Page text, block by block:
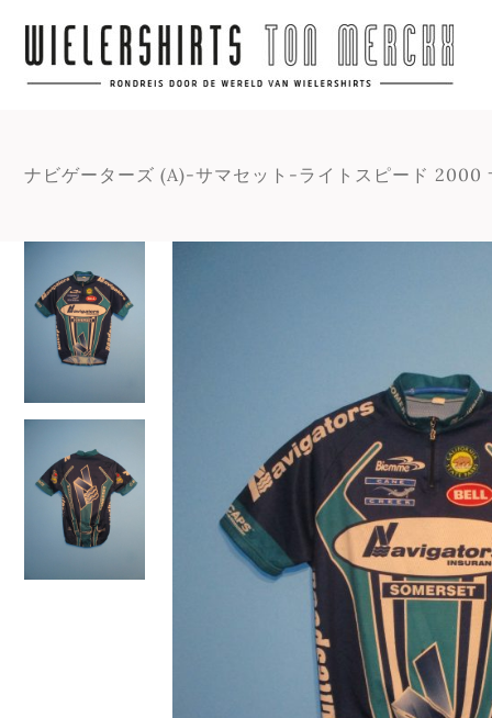
ナビゲーターズ (A)-サマセット-ライトスピード 2000